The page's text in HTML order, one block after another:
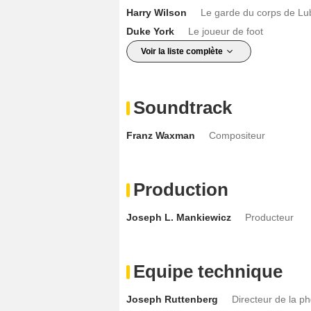
Harry Wilson
Le garde du corps de
Duke York
Le joueur de foot
Voir la liste complète
Soundtrack
Franz Waxman Compositeur
Production
Joseph L. Mankiewicz Producteur
Equipe technique
Joseph Ruttenberg
Directeur de la